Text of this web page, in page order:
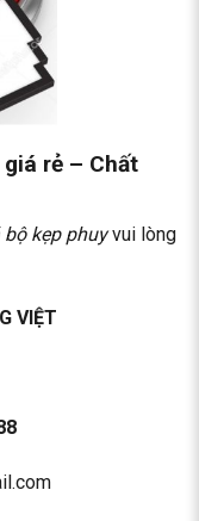
rẻ – Chất
bộ kẹp phuyvui lòng
VIỆT